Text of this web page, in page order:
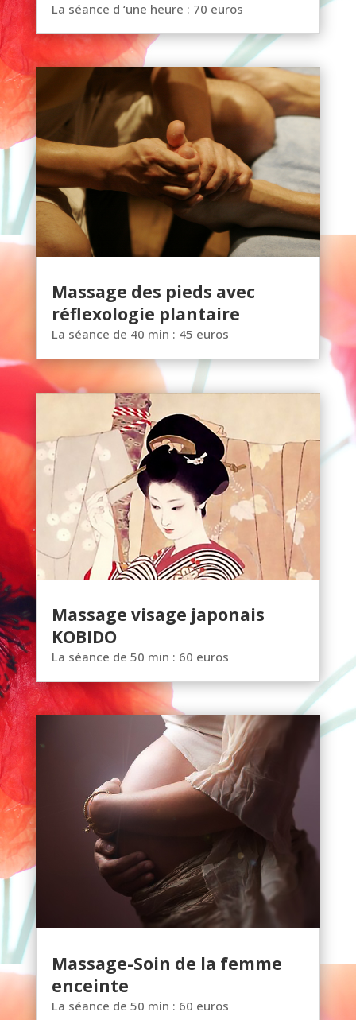
La séance d ‘une heure : 70 euros
Massage des pieds avec
réflexologie plantaire
La séance de 40 min : 45 euros
Massage visage japonais
KOBIDO
La séance de 50 min : 60 euros
Massage-Soin de la femme
enceinte
La séance de 50 min : 60 euros